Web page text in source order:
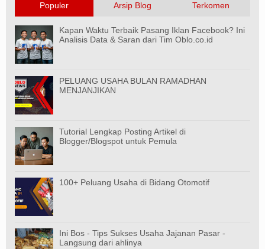
Populer Arsip Blog Terkomen
Kapan Waktu Terbaik Pasang Iklan Facebook? Ini
Analisis Data & Saran dari Tim Oblo.co.id
PELUANG USAHA BULAN RAMADHAN
MENJANJIKAN
Tutorial Lengkap Posting Artikel di
Blogger/Blogspot untuk Pemula
100+ Peluang Usaha di Bidang Otomotif
Ini Bos - Tips Sukses Usaha Jajanan Pasar -
Langsung dari ahlinya